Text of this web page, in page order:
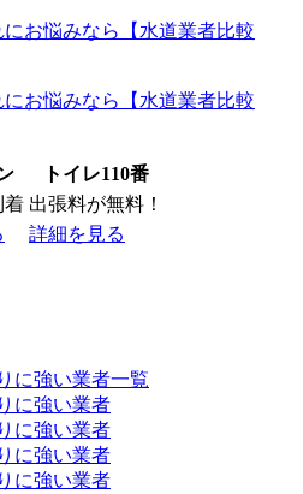
トイレ110番
着 出張料が無料 ！
詳細を見る
に強い業者一覧
に強い業者
に強い業者
に強い業者
に強い業者